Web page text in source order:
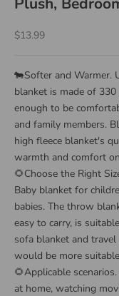
Sale price
$13.99
🐄Softer and Warmer.
blanket is made of
enough to be
and family members.
high fleece blanket's
warmth and comfort
🌻Choose the Right
Baby blanket for
babies. The throw
easy to carry, is
sofa blanket and
would be more
🌻Applicable
at home, watching